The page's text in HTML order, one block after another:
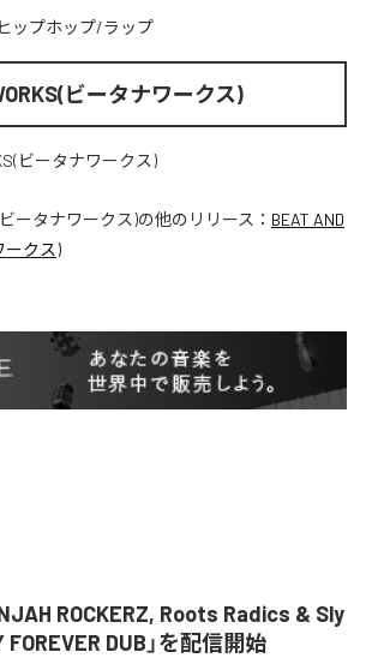
ヒップホップ/ラップ
ビータナワークス)
ビータナワークス)の他のリリース： BEAT AND
ークス)
ROCKERZ, Roots Radics & Sly
FOREVER DUB」を配信開始